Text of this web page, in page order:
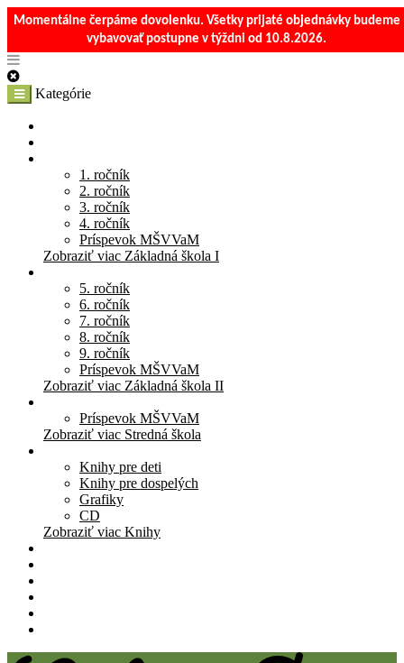
Momentálne čerpáme dovolenku. Všetky prijaté objednávky budeme
vybavovať postupne v týždni od 10.8.2026.
Kategórie
1. ročník
2. ročník
3. ročník
4. ročník
Príspevok MŠVVaM
Zobraziť viac Základná škola I
5. ročník
6. ročník
7. ročník
8. ročník
9. ročník
Príspevok MŠVVaM
Zobraziť viac Základná škola II
Príspevok MŠVVaM
Zobraziť viac Stredná škola
Knihy pre deti
Knihy pre dospelých
Grafiky
CD
Zobraziť viac Knihy